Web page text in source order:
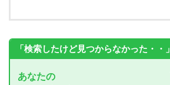
「検索したけど見つからなかった・・」
あなたの